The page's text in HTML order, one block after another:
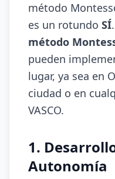
método
es un rotundo SÍ
método
pueden
lugar, ya sea en
ciudad o en
VASCO.
1.
Autonomía